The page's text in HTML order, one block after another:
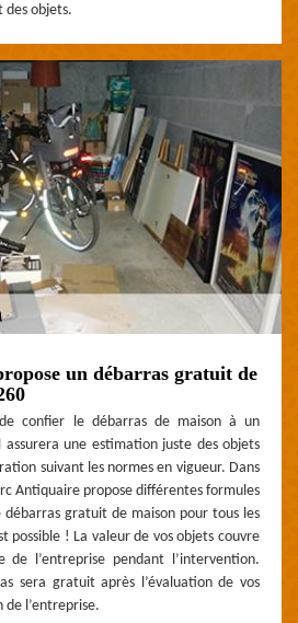
des objets.
un débarras gratuit de
confier le débarras de maison à un
une estimation juste des objets
suivant les normes en vigueur. Dans
Antiquaire propose différentes formules
gratuit de maison pour tous les
possible ! La valeur de vos objets couvre
de l’entreprise pendant l’intervention.
sera gratuit après l’évaluation de vos
de l’entreprise.